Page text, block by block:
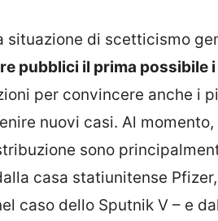
situazione di scetticismo
pubblici il prima possibile
per convincere anche i
nuovi casi. Al
sono
casa statiunitense
caso dello Sputnik V – e